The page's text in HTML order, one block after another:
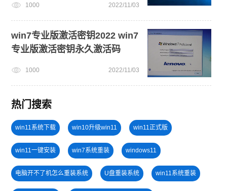
1000 2022/11/03
win7专业版激活密钥2022 win7
专业版激活密钥永久激活码
1000 2022/11/03
热门搜索
win11系统下载 win10升级win11 win11正式版
win11一键安装 win7系统重装 windows11
电脑开不了机怎么重装系统 U盘重装系统 win11系统重装